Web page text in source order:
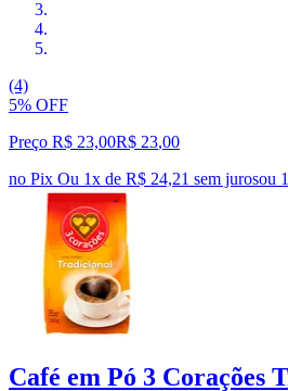
(4)
5% OFF
Preço R$ 23,00R$ 23,00
no Pix Ou 1x de R$ 24,21 sem jurosou 1
Café em Pó 3 Corações